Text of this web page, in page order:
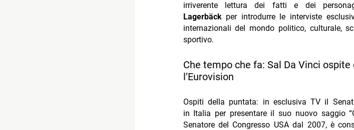
irriverente lettura dei fatti e dei
Lagerbäckper introdurre le interviste
internazionali del mondo politico, culturale,
sportivo.
Che tempo che fa: Sal Da Vinci ospite
l’Eurovision
Ospiti della puntata: in esclusiva TV il
in Italia per presentare il suo nuovo saggio
Senatore del Congresso USA dal 2007, è